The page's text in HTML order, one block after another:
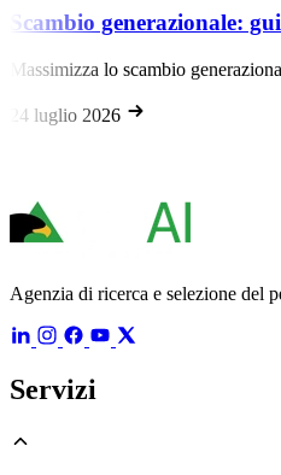
generazionale: guida
lo scambio generazionale in
2026
Agenzia di ricerca e selezione del
Servizi